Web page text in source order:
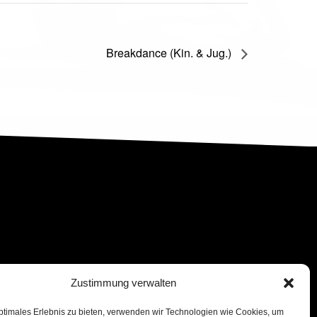
Zustimmung verwalten
Erlebnis zu bieten, verwenden wir Technologien wie Cookies, um
Breakdance (Kin. & Jug.)